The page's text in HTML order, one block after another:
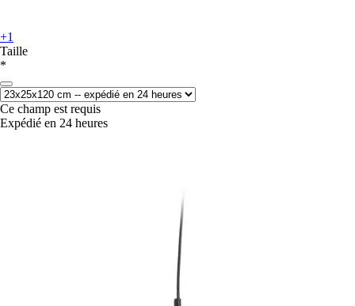
+1
Taille
*
Ce champ est requis
Expédié en 24 heures